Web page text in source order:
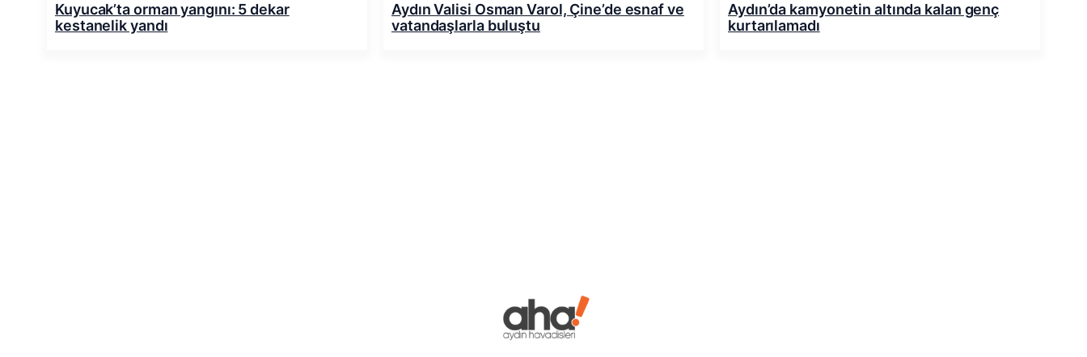
Kuyucak’ta orman yangını: 5 dekar
kestanelik yandı
Aydın Valisi Osman Varol, Çine’de esnaf ve
vatandaşlarla buluştu
Aydın’da kamyonetin altında kalan genç
kurtarılamadı